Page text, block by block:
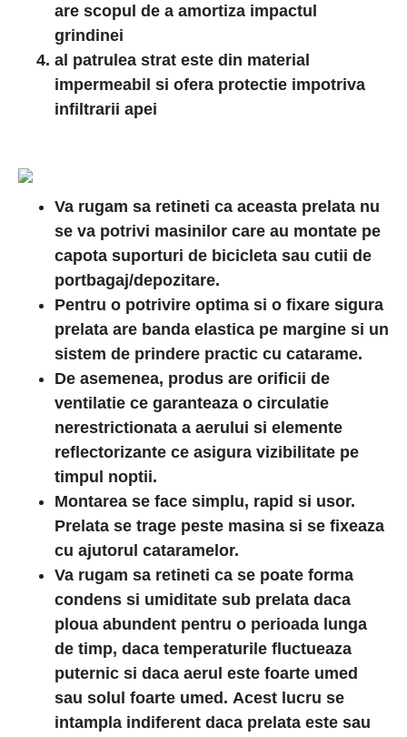
are scopul de a amortiza impactul
grindinei
al patrulea strat este din material
impermeabil si ofera protectie impotriva
infiltrarii apei
Va rugam sa retineti ca aceasta prelata nu
se va potrivi masinilor care au montate pe
capota suporturi de bicicleta sau cutii de
portbagaj/depozitare.
Pentru o potrivire optima si o fixare sigura
prelata are banda elastica pe margine si un
sistem de prindere practic cu catarame.
De asemenea, produs are orificii de
ventilatie ce garanteaza o circulatie
nerestrictionata a aerului si elemente
reflectorizante ce asigura vizibilitate pe
timpul noptii.
Montarea se face simplu, rapid si usor.
Prelata se trage peste masina si se fixeaza
cu ajutorul cataramelor.
Va rugam sa retineti ca se poate forma
condens si umiditate sub prelata daca
ploua abundent pentru o perioada lunga
de timp, daca temperaturile fluctueaza
puternic si daca aerul este foarte umed
sau solul foarte umed. Acest lucru se
intampla indiferent daca prelata este sau